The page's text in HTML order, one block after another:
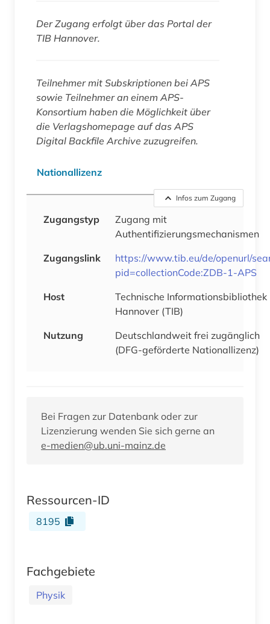
Der Zugang erfolgt über das Portal der
TIB Hannover.
Teilnehmer mit Subskriptionen bei APS
sowie Teilnehmer an einem APS-
Konsortium haben die Möglichkeit über
die Verlagshomepage auf das APS
Digital Backfile Archive zuzugreifen.
Nationallizenz
Infos zum Zugang
Zugangstyp
Zugang mit
Authentifizierungsmechanismen
Zugangslink
https://www.tib.eu/de/openurl/
pid=collectionCode:ZDB-1-APS
Host
Technische Informationsbibliothek
Hannover (TIB)
Nutzung
Deutschlandweit frei zugänglich
(DFG-geförderte Nationallizenz)
Bei Fragen zur Datenbank oder zur
Lizenzierung wenden Sie sich gerne an
e-medien@ub.uni-mainz.de
Ressourcen-ID
8195
Fachgebiete
Physik